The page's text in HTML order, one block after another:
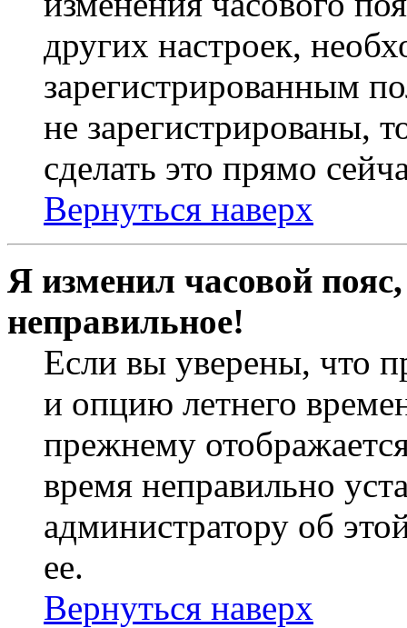
других настроек,
зарегистрированным
не зарегистрированы,
сделать это прямо
Вернуться наверх
Я изменил часовой
неправильное!
Если вы уверены, что
и опцию летнего
прежнему
время неправильно
администратору об
ее.
Вернуться наверх